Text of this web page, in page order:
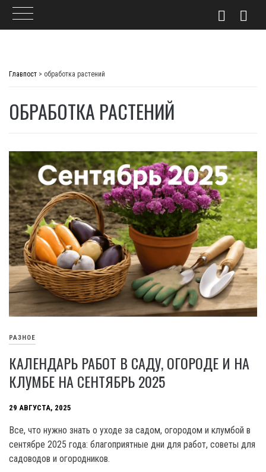
Главпост > обработка растений
ОБРАБОТКА РАСТЕНИЙ
РАЗНОЕ
КАЛЕНДАРЬ РАБОТ В САДУ, ОГОРОДЕ И НА
КЛУМБЕ НА СЕНТЯБРЬ 2025
29 АВГУСТА, 2025
Все, что нужно знать о уходе за садом, огородом и клумбой в
сентябре 2025 года: благоприятные дни для работ, советы для
садоводов и огородников.